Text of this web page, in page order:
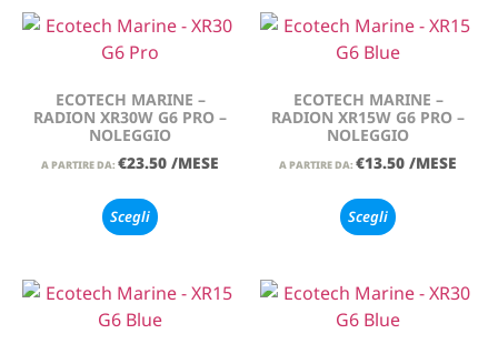
ECOTECH MARINE –
RADION XR30W G6 PRO –
NOLEGGIO
A PARTIRE DA: €23.50 /MESE
Scegli
ECOTECH MARINE –
RADION XR15W G6 PRO –
NOLEGGIO
A PARTIRE DA: €13.50 /MESE
Scegli